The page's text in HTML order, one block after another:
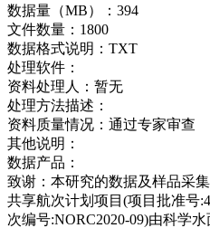
数据量（MB）： 394
文件数量： 1800
数据格式说明： TXT
处理软件：
资料处理人： 暂无
处理方法描述：
资料质量情况： 通过专家审查
其他说明：
数据产品：
致谢： 本研究的数据及样品采
共享航次计划项目(项目批准号
次编号:NORC2020-09)由科学